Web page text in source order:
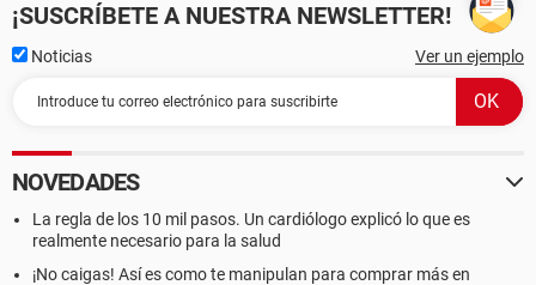
¡SUSCRÍBETE A NUESTRA NEWSLETTER!
Noticias Ver un ejemplo
NOVEDADES
La regla de los 10 mil pasos. Un cardiólogo explicó lo que es
realmente necesario para la salud
¡No caigas! Así es como te manipulan para comprar más en